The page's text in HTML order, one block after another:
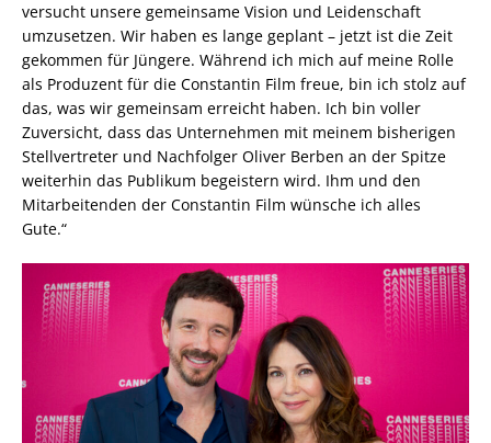
versucht unsere gemeinsame Vision und Leidenschaft
umzusetzen. Wir haben es lange geplant – jetzt ist die Zeit
gekommen für Jüngere. Während ich mich auf meine Rolle
als Produzent für die Constantin Film freue, bin ich stolz auf
das, was wir gemeinsam erreicht haben. Ich bin voller
Zuversicht, dass das Unternehmen mit meinem bisherigen
Stellvertreter und Nachfolger Oliver Berben an der Spitze
weiterhin das Publikum begeistern wird. Ihm und den
Mitarbeitenden der Constantin Film wünsche ich alles
Gute.“